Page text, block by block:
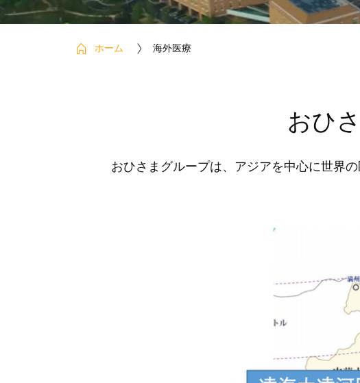
ホーム 海外医療
おひ
おひさまグループは、アジアを中心に世界